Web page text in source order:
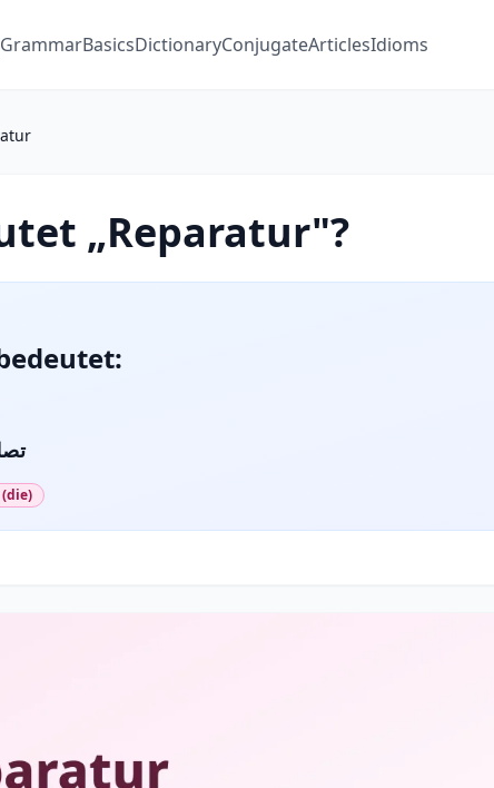
GrammarBasicsDictionaryConjugateArticlesIdioms
„Reparatur"?